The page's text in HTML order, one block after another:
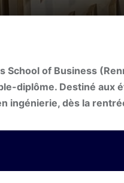
School of Business
diplôme. Destiné
ingénierie, dès la